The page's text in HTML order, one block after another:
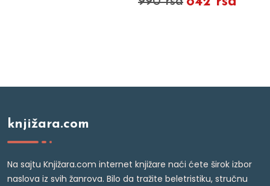
knjižara.com
Na sajtu Knjižara.com internet knjižare naći ćete širok izbor
naslova iz svih žanrova. Bilo da tražite beletristiku, stručnu